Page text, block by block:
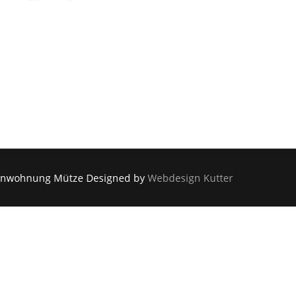
Mütze Designed by Webdesign Kutter